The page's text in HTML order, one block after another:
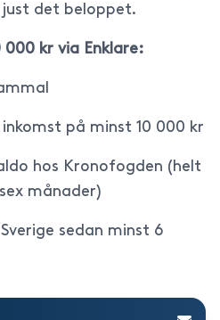
det beloppet.
kr via Enklare:
på minst 10 000 kr
hos Kronofogden (helt
månader)
sedan minst 6